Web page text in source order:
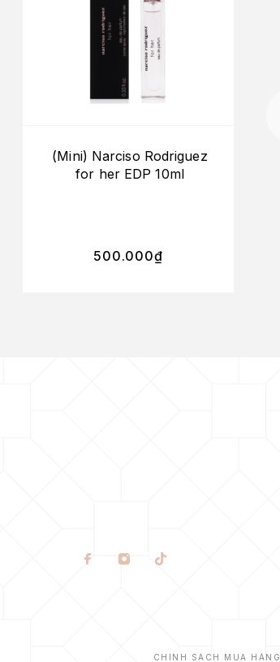
(Mini) Narciso Rodriguez
for her EDP 10ml
500.000₫
CHÍNH SÁCH MUA HÀNG